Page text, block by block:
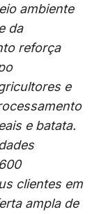
ambiente
da
reforça
e
e batata.
clientes em
ampla de